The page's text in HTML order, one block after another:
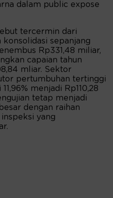
dalam public expose
tercermin dari
konsolidasi sepanjang
Rp331,48 miliar,
capaian tahun
mliar. Sektor
pertumbuhan tertinggi
menjadi Rp110,28
tetap menjadi
dengan raihan
inspeksi yang